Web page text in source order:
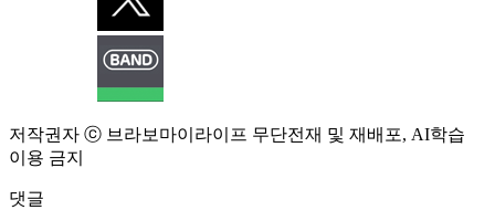
저작권자 ⓒ 브라보마이라이프 무단전재 및 재배포, AI학습
이용 금지
댓글